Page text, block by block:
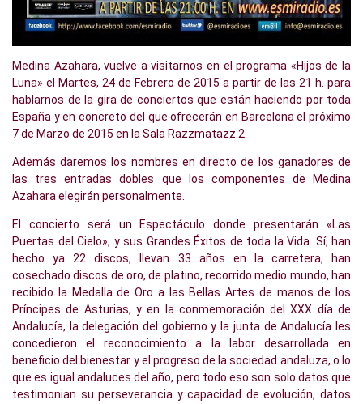
Medina Azahara, vuelve a visitarnos en el programa «Hijos de la
Luna» el Martes, 24 de Febrero de 2015 a partir de las 21 h. para
hablarnos de la gira de conciertos que están haciendo por toda
España y en concreto del que ofrecerán en Barcelona el próximo
7 de Marzo de 2015 en la Sala Razzmatazz 2.
Además daremos los nombres en directo de los ganadores de
las tres entradas dobles que los componentes de Medina
Azahara elegirán personalmente.
El concierto será un Espectáculo donde presentarán «Las
Puertas del Cielo», y sus Grandes Éxitos de toda la Vida. Sí, han
hecho ya 22 discos, llevan 33 años en la carretera, han
cosechado discos de oro, de platino, recorrido medio mundo, han
recibido la Medalla de Oro a las Bellas Artes de manos de los
Príncipes de Asturias, y en la conmemoración del XXX día de
Andalucía, la delegación del gobierno y la junta de Andalucía les
concedieron el reconocimiento a la labor desarrollada en
beneficio del bienestar y el progreso de la sociedad andaluza, o lo
que es igual andaluces del año, pero todo eso son solo datos que
testimonian su perseverancia y capacidad de evolución, datos